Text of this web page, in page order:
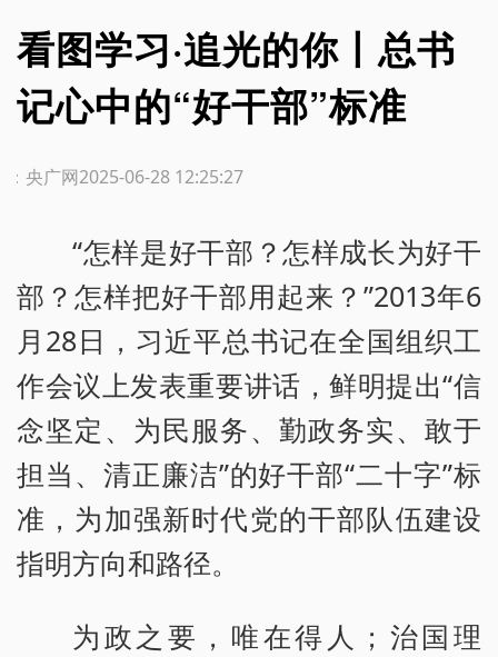
看图学习·追光的你丨总书
记心中的“好干部”标准
2025-06-28 12:25:27
：央广网
“怎样是好干部？怎样成长为好干
部？怎样把好干部用起来？”2013年6
月28日，习近平总书记在全国组织工
作会议上发表重要讲话，鲜明提出“信
念坚定、为民服务、勤政务实、敢于
担当、清正廉洁”的好干部“二十字”标
准，为加强新时代党的干部队伍建设
指明方向和路径。
为政之要，唯在得人；治国理